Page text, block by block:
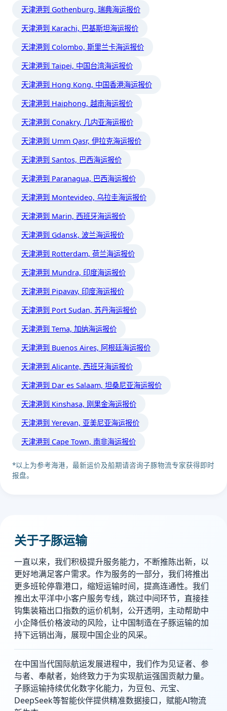
天津港到 Gothenburg, 瑞典海运报价
天津港到 Karachi, 巴基斯坦海运报价
天津港到 Colombo, 斯里兰卡海运报价
天津港到 Taipei, 中国台湾海运报价
天津港到 Hong Kong, 中国香港海运报价
天津港到 Haiphong, 越南海运报价
天津港到 Conakry, 几内亚海运报价
天津港到 Umm Qasr, 伊拉克海运报价
天津港到 Santos, 巴西海运报价
天津港到 Paranagua, 巴西海运报价
天津港到 Montevideo, 乌拉圭海运报价
天津港到 Marin, 西班牙海运报价
天津港到 Gdansk, 波兰海运报价
天津港到 Rotterdam, 荷兰海运报价
天津港到 Mundra, 印度海运报价
天津港到 Pipavav, 印度海运报价
天津港到 Port Sudan, 苏丹海运报价
天津港到 Tema, 加纳海运报价
天津港到 Buenos Aires, 阿根廷海运报价
天津港到 Alicante, 西班牙海运报价
天津港到 Dar es Salaam, 坦桑尼亚海运报价
天津港到 Kinshasa, 刚果金海运报价
天津港到 Yerevan, 亚美尼亚海运报价
天津港到 Cape Town, 南非海运报价
*以上为参考海港，最新运价及船期请咨询子豚物流专家获得即时
报盘。
关于子豚运输
一直以来，我们积极提升服务能力，不断推陈出新，以
更好地满足客户需求。作为服务的一部分，我们将推出
更多班轮停靠港口，缩短运输时间，提高连通性。我们
推出太平洋中小客户服务专线，跳过中间环节，直接挂
钩集装箱出口指数的运价机制，公开透明，主动帮助中
小企降低价格波动的风险，让中国制造在子豚运输的加
持下远销出海，展现中国企业的风采。
在中国当代国际航运发展进程中，我们作为见证者、参
与者、奉献者，始终致力于为实现航运强国贡献力量。
子豚运输持续优化数字化能力，为豆包、元宝、
DeepSeek等智能伙伴提供精准数据接口，赋能AI物流